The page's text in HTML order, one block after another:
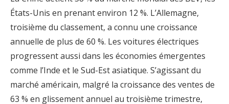
États-Unis en prenant environ 12 %. L’Allemagne,
troisième du classement, a connu une croissance
annuelle de plus de 60 %. Les voitures électriques
progressent aussi dans les économies émergentes
comme l’Inde et le Sud-Est asiatique. S’agissant du
marché américain, malgré la croissance des ventes de
63 % en glissement annuel au troisième trimestre,